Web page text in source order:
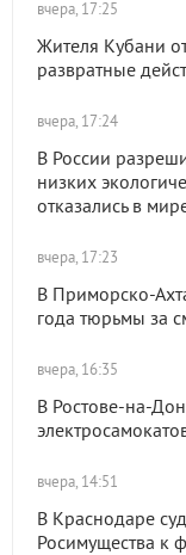
вчера, 17:25
Жителя Кубани
развратные
вчера, 17:24
В России
низких
отказались в
вчера, 17:23
В Приморско-
года тюрьмы за
вчера, 16:35
В Ростове-на-
вчера, 14:51
В Краснодаре
Росимущества